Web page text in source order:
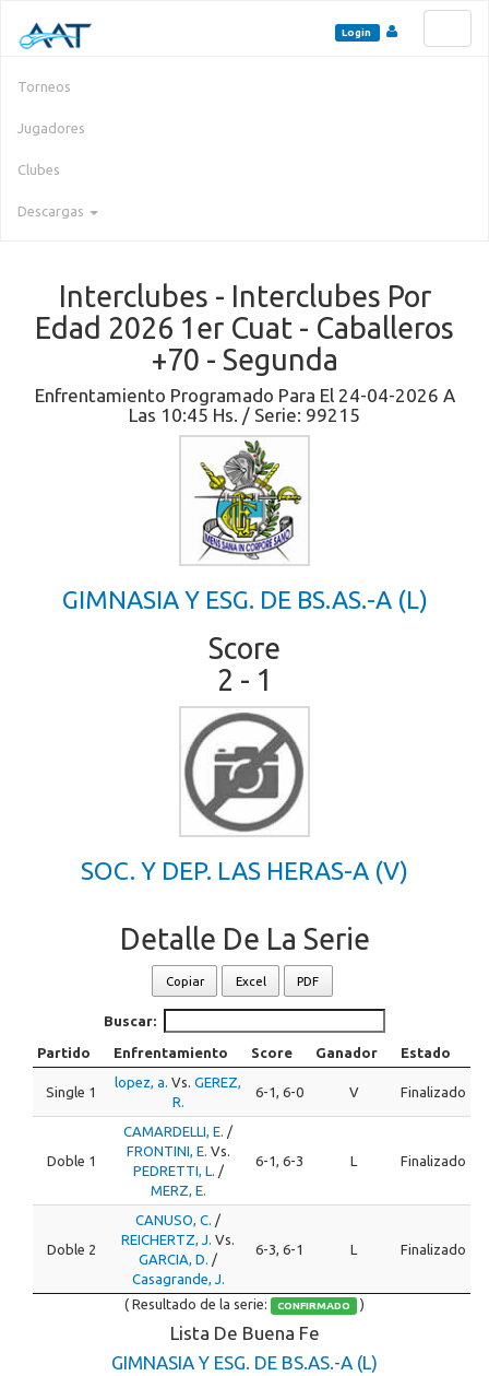
Torneos
Jugadores
Clubes
Descargas
Login
Interclubes - Interclubes Por
Edad 2026 1er Cuat - Caballeros
+70 - Segunda
Enfrentamiento Programado Para El 24-04-2026 A
Las 10:45 Hs. / Serie: 99215
GIMNASIA Y ESG. DE BS.AS.-A (L)
Score
2 - 1
SOC. Y DEP. LAS HERAS-A (V)
Detalle De La Serie
Copiar Excel PDF
Buscar:
Partido Enfrentamiento Score Ganador Estado
Single 1
lopez, a. Vs. GEREZ,
R.
6-1, 6-0 V Finalizado
Doble 1
CAMARDELLI, E. /
FRONTINI, E. Vs.
PEDRETTI, L. /
MERZ, E.
6-1, 6-3 L Finalizado
Doble 2
CANUSO, C. /
REICHERTZ, J. Vs.
GARCIA, D. /
Casagrande, J.
6-3, 6-1 L Finalizado
( Resultado de la serie: CONFIRMADO )
Lista De Buena Fe
GIMNASIA Y ESG. DE BS.AS.-A (L)